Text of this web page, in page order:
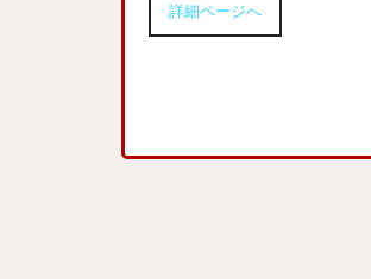
詳細ページへ